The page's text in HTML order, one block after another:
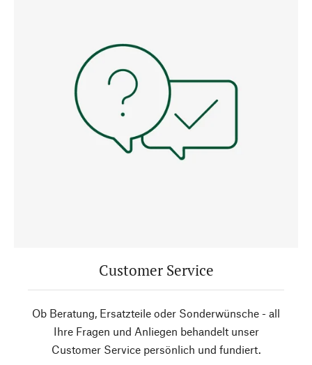
Customer Service
Ob Beratung, Ersatzteile oder Sonderwünsche - all
Ihre Fragen und Anliegen behandelt unser
Customer Service persönlich und fundiert.